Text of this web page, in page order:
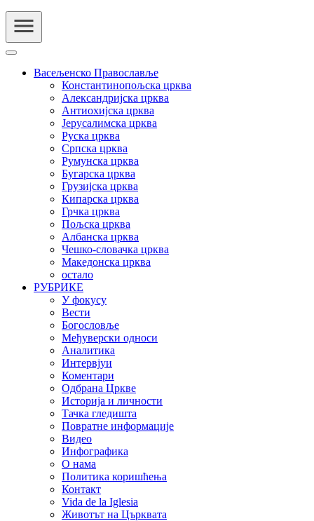
Васељенско Православље
Константинопољска црква
Александријска црква
Антиохијска црква
Јерусалимска црква
Руска црква
Српска црква
Румунска црква
Бугарска црква
Грузијска црква
Кипарска црква
Грчка црква
Пољска црква
Албанска црква
Чешко-словачка црква
Македонска црква
остало
РУБРИКЕ
У фокусу
Вести
Богословље
Међуверски односи
Аналитика
Интервјуи
Коментари
Одбрана Цркве
Историја и личности
Тачка гледишта
Повратне информације
Видео
Инфографика
О нама
Политика коришћења
Контакт
Vida de la Iglesia
Животът на Църквата